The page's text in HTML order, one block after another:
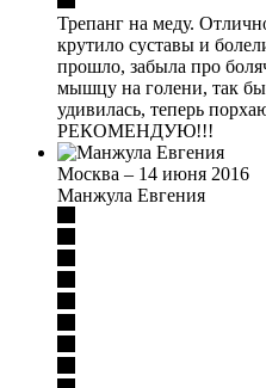
Трепанг на меду.
крутило суставы и
прошло, забыла про
мышцу на голени, так
удивилась, теперь
РЕКОМЕНДУЮ!!!
Москва – 14 июня 2016
Манжула Евгения